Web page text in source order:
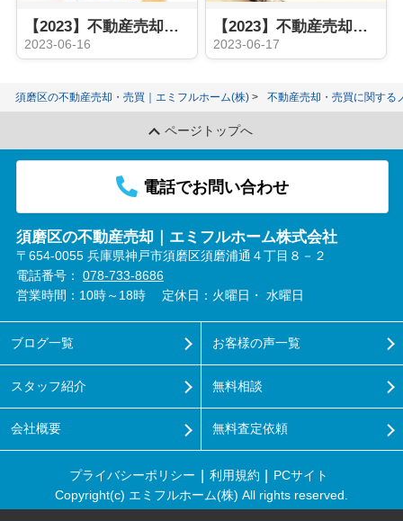
【2023】不動産売却の流れにある媒介契約とは？売却活動の内容や期間をご紹介
2023-06-16
【2023】不動産売却には税金がかかる？種類や節税する方法についてご紹介
2023-06-17
須磨区の不動産売却・売買｜エミフルホーム(株) 不動産売却・売買に関する
ページトップへ
電話でお問い合わせ
須磨区の不動産売却｜エミフルホーム株式会社
〒654-0055 兵庫県神戸市須磨区須磨浦通４丁目８－２
電話番号： 078-733-8686
営業時間：10時～18時
定休日：火曜日・ 水曜日
ブログ一覧
スタッフ紹介
会社概要
お客様の声一覧
無料相談
無料査定依頼
プライバシーポリシー 利用規約
PCサイト
Copyright(c) エミフルホーム(株) All rights reserved.